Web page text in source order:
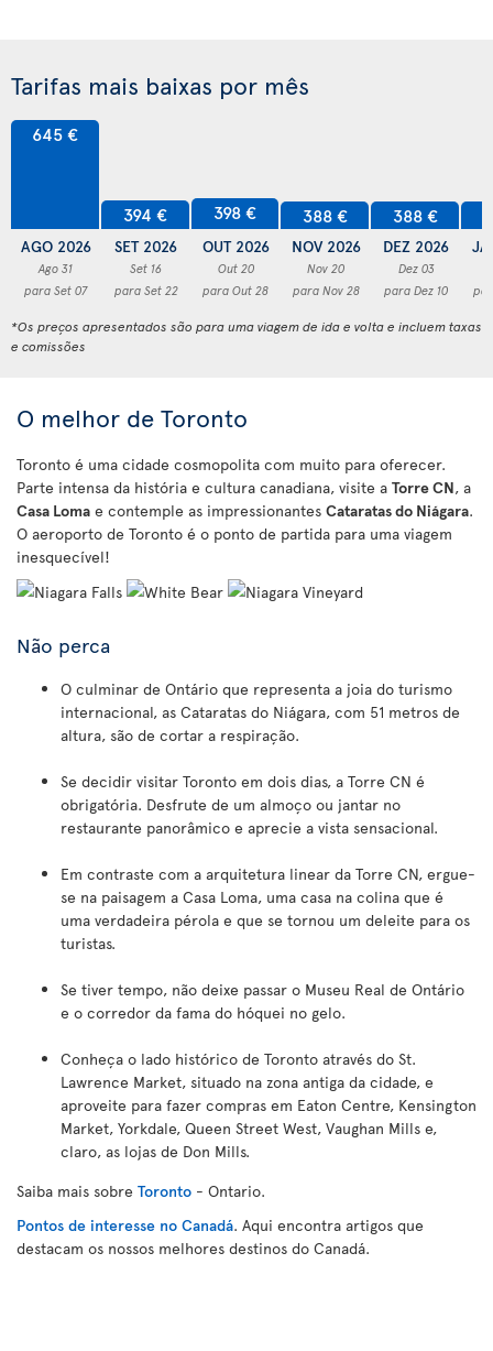
Tarifas mais baixas por mês
645 €
AGO 2026
Ago 31
para Set 07
394 €
SET 2026
Set 16
para Set 22
398 €
OUT 2026
Out 20
para Out 28
388 €
NOV 2026
Nov 20
para Nov 28
388 €
DEZ 2026
Dez 03
para Dez 10
*Os preços apresentados são para uma viagem de ida e volta e incluem taxas
e comissões
O melhor de Toronto
Toronto é uma cidade cosmopolita com muito para oferecer.
Parte intensa da história e cultura canadiana, visite a Torre CN, a
Casa Loma e contemple as impressionantes Cataratas do Niágara.
O aeroporto de Toronto é o ponto de partida para uma viagem
inesquecível!
Não perca
O culminar de Ontário que representa a joia do turismo
internacional, as Cataratas do Niágara, com 51 metros de
altura, são de cortar a respiração.
Se decidir visitar Toronto em dois dias, a Torre CN é
obrigatória. Desfrute de um almoço ou jantar no
restaurante panorâmico e aprecie a vista sensacional.
Em contraste com a arquitetura linear da Torre CN, ergue-
se na paisagem a Casa Loma, uma casa na colina que é
uma verdadeira pérola e que se tornou um deleite para os
turistas.
Se tiver tempo, não deixe passar o Museu Real de Ontário
e o corredor da fama do hóquei no gelo.
Conheça o lado histórico de Toronto através do St.
Lawrence Market, situado na zona antiga da cidade, e
aproveite para fazer compras em Eaton Centre, Kensington
Market, Yorkdale, Queen Street West, Vaughan Mills e,
claro, as lojas de Don Mills.
Saiba mais sobre Toronto - Ontario.
Pontos de interesse no Canadá. Aqui encontra artigos que
destacam os nossos melhores destinos do Canadá.